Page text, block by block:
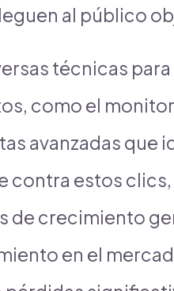
al público
técnicas
como el
avanzadas que
contra estos
de crecimiento
en el